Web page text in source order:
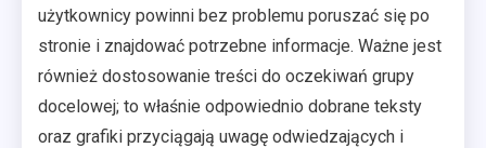
użytkownicy powinni bez problemu poruszać się po
stronie i znajdować potrzebne informacje. Ważne jest
również dostosowanie treści do oczekiwań grupy
docelowej; to właśnie odpowiednio dobrane teksty
oraz grafiki przyciągają uwagę odwiedzających i